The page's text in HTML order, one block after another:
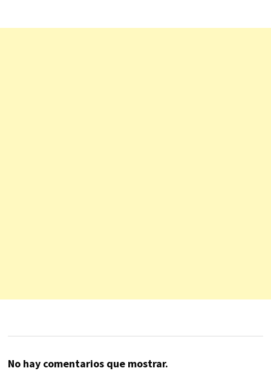
No hay comentarios que mostrar.